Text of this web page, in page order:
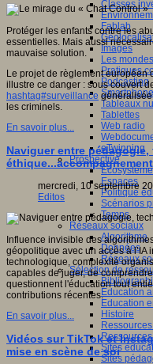
Classes
Fablab
Images
Les
Pratiques
Podcasting
Tableaux
Tablettes
Web radio
eTwinning
Prospective
Espaces
Politique
Scénarios
Temps
Réseaux sociaux
Algorithme
Données
Réseaux
Sélection de
Education
Education
Histoire
Sites
Sites
Protéger les enfants contre les
essentielles. Mais aussi
mauvaise solution.
Le projet de règlement européen
illustre ce danger : sous couvert
hashtag#surveillance généralisée
les criminels.
En savoir plus...
Naviguer entre
mercredi, 10 septembre
Editos
Influence invisible des
géopolitique avec un accès à
technologique, complexité
capables de juger, de
questionnent l'éducation tout
contributions récentes.
En savoir plus...
Vidéos sur TikTok et
mise en scène de soi